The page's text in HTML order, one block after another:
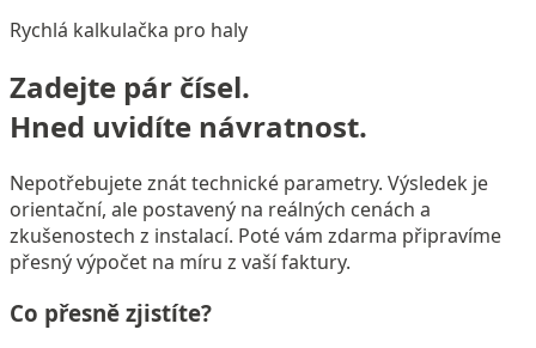
Rychlá kalkulačka pro haly
Zadejte pár čísel.
Hned uvidíte návratnost.
Nepotřebujete znát technické parametry. Výsledek je
orientační, ale postavený na reálných cenách a
zkušenostech z instalací. Poté vám zdarma připravíme
přesný výpočet na míru z vaší faktury.
Co přesně zjistíte?